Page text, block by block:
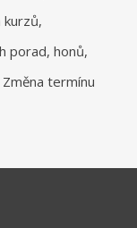
kurzů,
porad, honů,
termínu